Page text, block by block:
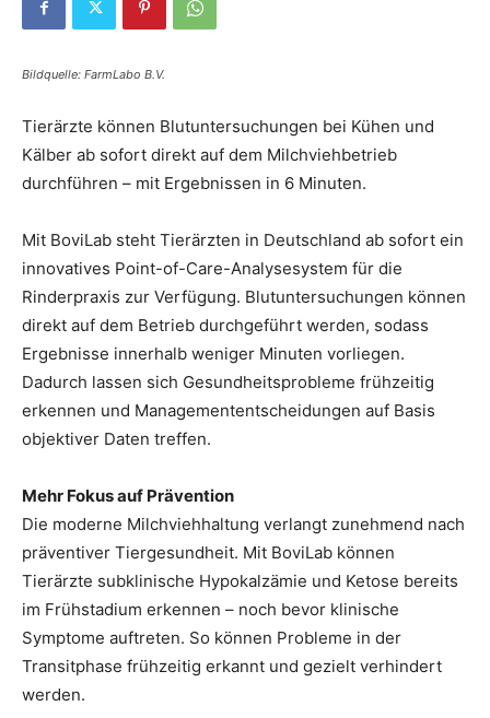
Bildquelle: FarmLabo B.V.
Tierärzte können Blutuntersuchungen bei Kühen und
Kälber ab sofort direkt auf dem Milchviehbetrieb
durchführen – mit Ergebnissen in 6 Minuten.
Mit BoviLab steht Tierärzten in Deutschland ab sofort ein
innovatives Point-of-Care-Analysesystem für die
Rinderpraxis zur Verfügung. Blutuntersuchungen können
direkt auf dem Betrieb durchgeführt werden, sodass
Ergebnisse innerhalb weniger Minuten vorliegen.
Dadurch lassen sich Gesundheitsprobleme frühzeitig
erkennen und Managemententscheidungen auf Basis
objektiver Daten treffen.
Mehr Fokus auf Prävention
Die moderne Milchviehhaltung verlangt zunehmend nach
präventiver Tiergesundheit. Mit BoviLab können
Tierärzte subklinische Hypokalzämie und Ketose bereits
im Frühstadium erkennen – noch bevor klinische
Symptome auftreten. So können Probleme in der
Transitphase frühzeitig erkannt und gezielt verhindert
werden.